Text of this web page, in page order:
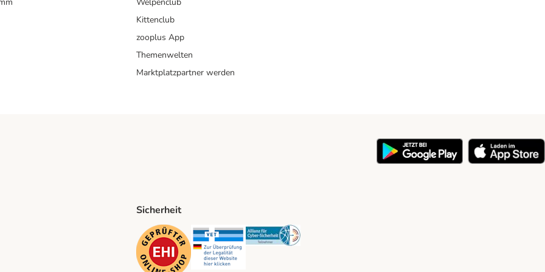
Kittenclub
zooplus App
Themenwelten
Marktplatzpartner werden
Method
Sicherheit
Security Security Security